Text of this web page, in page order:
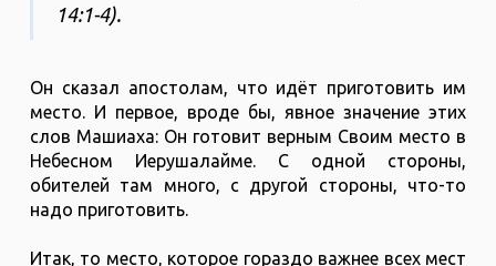
14:1-4).
Он сказал апостолам, что идёт приготовить им
место. И первое, вроде бы, явное значение этих
слов Машиаха: Он готовит верным Своим место в
Небесном Иерушалайме. С одной стороны,
обителей там много, с другой стороны, что-то
надо приготовить.
Итак, то место, которое гораздо важнее всех мест